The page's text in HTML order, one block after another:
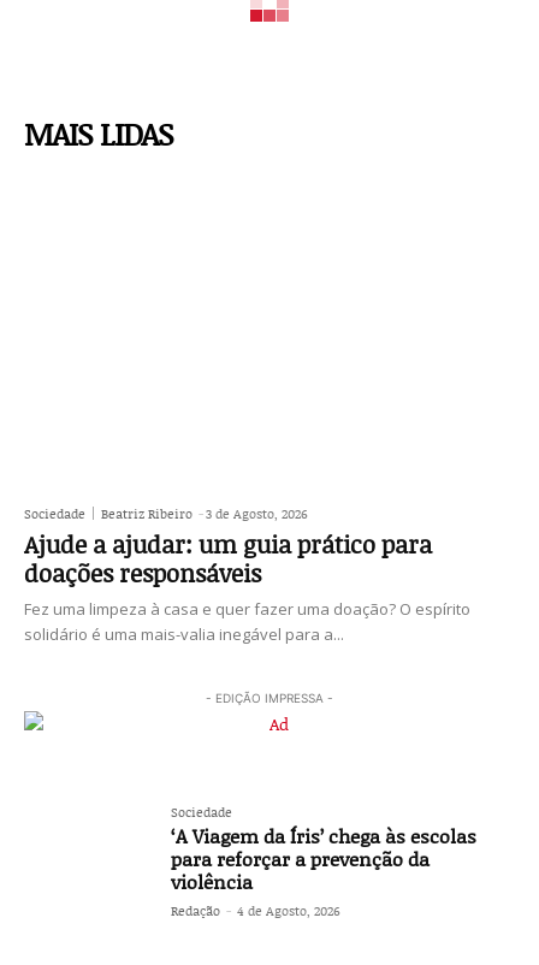
MAIS LIDAS
Sociedade Beatriz Ribeiro -3 de Agosto, 2026
Ajude a ajudar: um guia prático para
doações responsáveis
Fez uma limpeza à casa e quer fazer uma doação? O espírito
solidário é uma mais-valia inegável para a...
- EDIÇÃO IMPRESSA -
Sociedade
‘A Viagem da Íris’ chega às escolas
para reforçar a prevenção da
violência
Redação - 4 de Agosto, 2026